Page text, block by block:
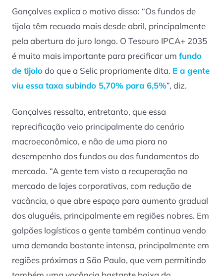
Gonçalves explica o motivo disso: “Os fundos de
tijolo têm recuado mais desde abril, principalmente
pela abertura do juro longo. O Tesouro IPCA+ 2035
é muito mais importante para precificar um fundo
de tijolodo que a Selic propriamente dita. E a gente
viu essa taxa subindo 5,70% para 6,5%”, diz.
Gonçalves ressalta, entretanto, que essa
reprecificação veio principalmente do cenário
macroeconômico, e não de uma piora no
desempenho dos fundos ou dos fundamentos do
mercado. “A gente tem visto a recuperação no
mercado de lajes corporativas, com redução de
vacância, o que abre espaço para aumento gradual
dos aluguéis, principalmente em regiões nobres. Em
galpões logísticos a gente também continua vendo
uma demanda bastante intensa, principalmente em
regiões próximas a São Paulo, que vem permitindo